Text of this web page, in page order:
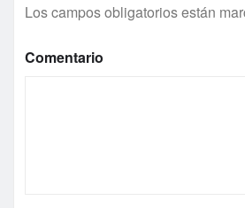
Los campos obligatorios están
Comentario